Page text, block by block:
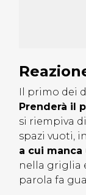
Il primo dei
Prenderà il
si riempiva
spazi vuoti,
a cui manca
nella griglia
parola fa